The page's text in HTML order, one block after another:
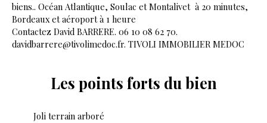
biens.. Océan Atlantique, Soulac et Montalivet à 20 minutes,
Bordeaux et aéroport à 1 heure
Contactez David BARRERE. 06 10 08 62 70.
davidbarrere@tivolimedoc.fr. TIVOLI IMMOBILIER MEDOC
Les points forts du bien
Joli terrain arboré